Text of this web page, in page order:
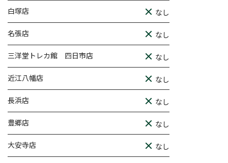
白塚店 なし
名張店 なし
三洋堂トレカ館 四日市店 なし
近江八幡店 なし
長浜店 なし
豊郷店 なし
大安寺店 なし